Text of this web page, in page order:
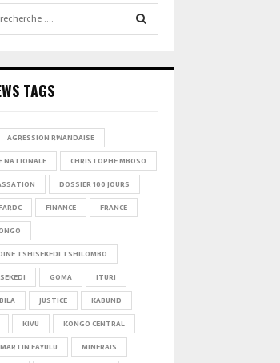
TAGS
AGRESSION RWANDAISE
NATIONALE CHRISTOPHE MBOSO
DOSSIER 100 JOURS
FINANCE FRANCE
TSHISEKEDI TSHILOMBO
GOMA ITURI
JUSTICE KABUND
KIVU KONGO CENTRAL
MARTIN FAYULU MINERAIS